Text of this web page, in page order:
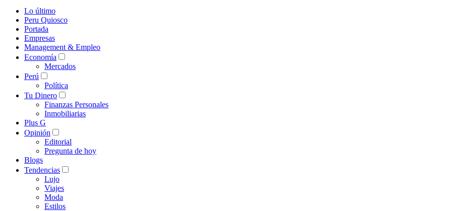
Lo último
Peru Quiosco
Portada
Empresas
Management & Empleo
Economía
Mercados
Perú
Política
Tu Dinero
Finanzas Personales
Inmobiliarias
Plus G
Opinión
Editorial
Pregunta de hoy
Blogs
Tendencias
Lujo
Viajes
Moda
Estilos